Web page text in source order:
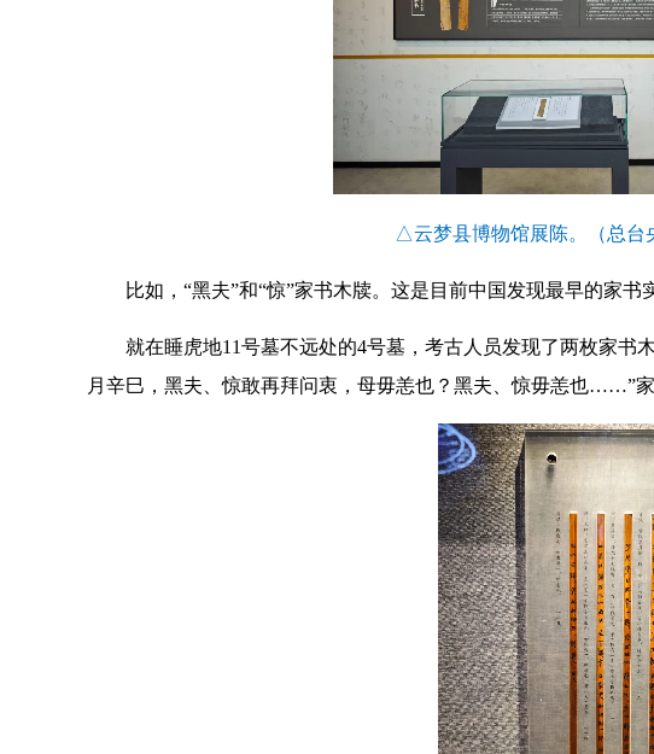
△云梦县博物馆展陈。（总台
比如，“黑夫”和“惊”家书木牍。这是目前中国发现最早的家书
就在睡虎地11号墓不远处的4号墓，考古人员发现了两枚家书
月辛巳，黑夫、惊敢再拜问衷，母毋恙也？黑夫、惊毋恙也……”家